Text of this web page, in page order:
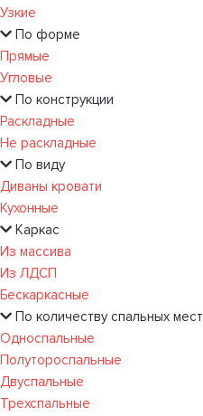
Узкие
По форме
Прямые
Угловые
По конструкции
Раскладные
Не раскладные
По виду
Диваны кровати
Кухонные
Каркас
Из массива
Из ЛДСП
Бескаркасные
По количеству спальных мест
Односпальные
Полутороспальные
Двуспальные
Трехспальные